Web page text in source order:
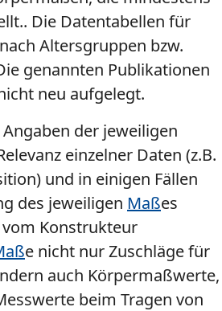
Die Datentabellen für
Altersgruppen bzw.
genannten Publikationen
neu aufgelegt.
der jeweiligen
einzelner Daten (z.B.
und in einigen Fällen
des jeweiligen Maßes
Konstrukteur
e nicht nur Zuschläge für
auch Körpermaßwerte,
beim Tragen von